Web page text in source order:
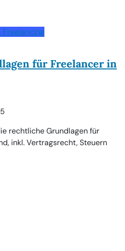
Freelancing
für Freelancer in
rechtliche Grundlagen für
inkl. Vertragsrecht, Steuern